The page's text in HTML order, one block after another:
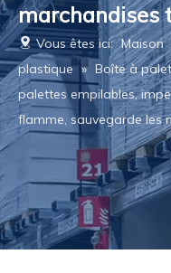
marchandises
Vous êtes ici: Maison
plastique » Boîte à
palettes empilables,
flamme, sauvegarde les